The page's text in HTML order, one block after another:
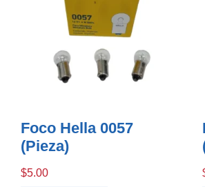
Foco Hella 0057
(Pieza)
$5.00